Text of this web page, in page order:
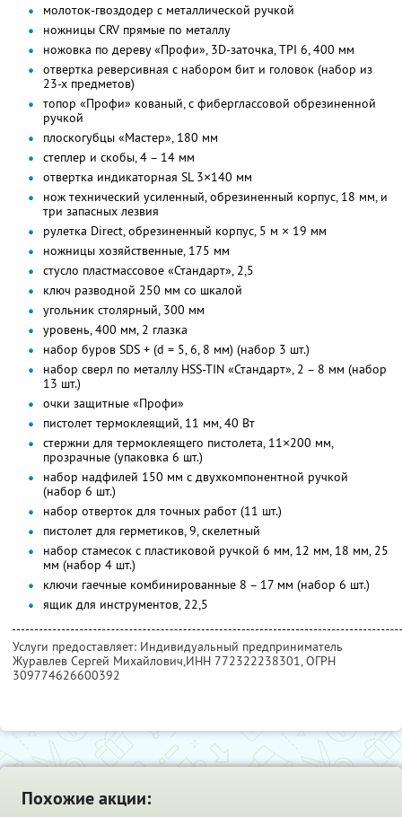
молоток-гвоздодер с металлической ручкой
ножницы CRV прямые по металлу
ножовка по дереву «Профи», 3D-заточка, TPI 6, 400 мм
отвертка реверсивная с набором бит и головок (набор из
23-х предметов)
топор «Профи» кованый, с фиберглассовой обрезиненной
ручкой
плоскогубцы «Мастер», 180 мм
степлер и скобы, 4 – 14 мм
отвертка индикаторная SL 3×140 мм
нож технический усиленный, обрезиненный корпус, 18 мм, и
три запасных лезвия
рулетка Direct, обрезиненный корпус, 5 м × 19 мм
ножницы хозяйственные, 175 мм
стусло пластмассовое «Стандарт», 2,5
ключ разводной 250 мм со шкалой
угольник столярный, 300 мм
уровень, 400 мм, 2 глазка
набор буров SDS + (d = 5, 6, 8 мм) (набор 3 шт.)
набор сверл по металлу HSS-TIN «Стандарт», 2 – 8 мм (набор
13 шт.)
очки защитные «Профи»
пистолет термоклеящий, 11 мм, 40 Вт
стержни для термоклеящего пистолета, 11×200 мм,
прозрачные (упаковка 6 шт.)
набор надфилей 150 мм с двухкомпонентной ручкой
(набор 6 шт.)
набор отверток для точных работ (11 шт.)
пистолет для герметиков, 9, скелетный
набор стамесок с пластиковой ручкой 6 мм, 12 мм, 18 мм, 25
мм (набор 4 шт.)
ключи гаечные комбинированные 8 – 17 мм (набор 6 шт.)
ящик для инструментов, 22,5
Услуги предоставляет: Индивидуальный предприниматель
Журавлев Сергей Михайлович,ИНН 772322238301, ОГРН
309774626600392
Похожие акции: